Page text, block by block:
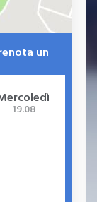
un
19.08